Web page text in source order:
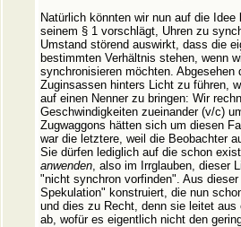
Natürlich könnten wir nun auf die
seinem § 1 vorschlägt, Uhren zu
Umstand störend auswirkt, dass die
bestimmten Verhältnis stehen, wenn
synchronisieren möchten.
Zuginsassen hinters Licht zu führen,
auf einen Nenner zu bringen: Wir
Geschwindigkeiten zueinander (v/c)
Zugwaggons hätten sich um diesen
war die letztere, weil die Beobachter
Sie dürfen lediglich auf die schon
anwenden, also im Irrglauben, dieser
"nicht synchron vorfinden". Aus
Spekulation" konstruiert, die nun
und dies zu Recht, denn sie leitet aus
ab, wofür es eigentlich nicht den